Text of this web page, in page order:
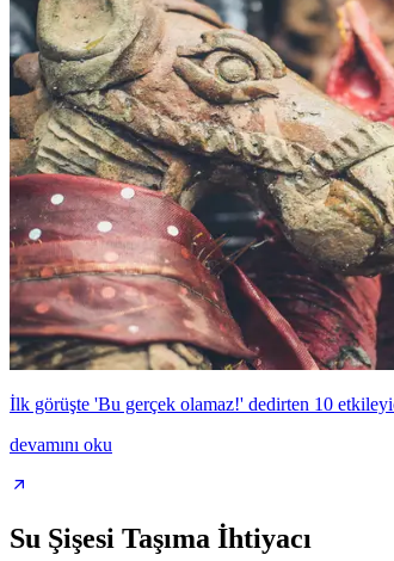
İlk görüşte 'Bu gerçek olamaz!' dedirten 10
devamını oku
Su Şişesi Taşıma İhtiyacı